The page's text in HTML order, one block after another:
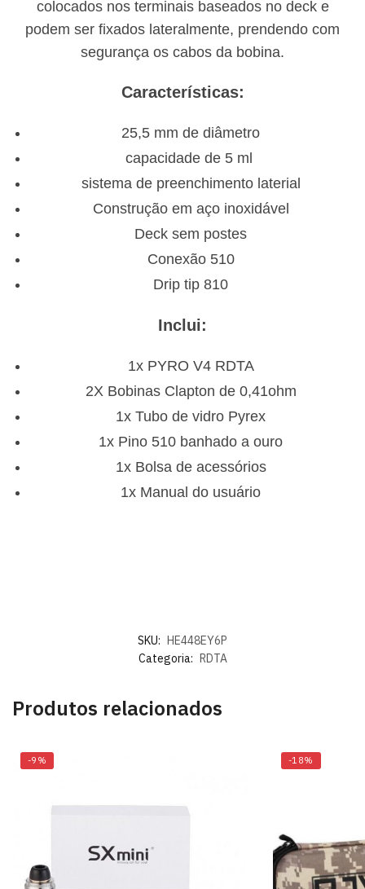
colocados nos terminais baseados no deck e
podem ser fixados lateralmente, prendendo com
segurança os cabos da bobina.
Características:
25,5 mm de diâmetro
capacidade de 5 ml
sistema de preenchimento laterial
Construção em aço inoxidável
Deck sem postes
Conexão 510
Drip tip 810
Inclui:
1x PYRO V4 RDTA
2X Bobinas Clapton de 0,41ohm
1x Tubo de vidro Pyrex
1x Pino 510 banhado a ouro
1x Bolsa de acessórios
1x Manual do usuário
SKU: HE448EY6P
Categoria: RDTA
Produtos relacionados
-9% -18%